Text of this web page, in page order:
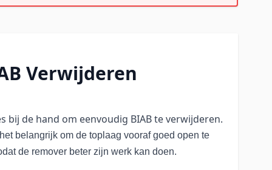
Verwijderen
bij de hand om eenvoudig BIAB te verwijderen.
belangrijk om de toplaag vooraf goed open te
de remover beter zijn werk kan doen.